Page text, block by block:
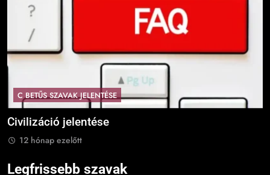
C BETŰS SZAVAK JELENTÉSE
Civilizáció jelentése
12 hónap ezelőtt
Legfrissebb szavak